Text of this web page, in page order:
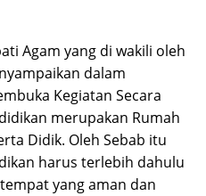
Agam yang di wakili oleh
dalam
Kegiatan Secara
merupakan Rumah
Didik. Oleh Sebab itu
harus terlebih dahulu
yang aman dan